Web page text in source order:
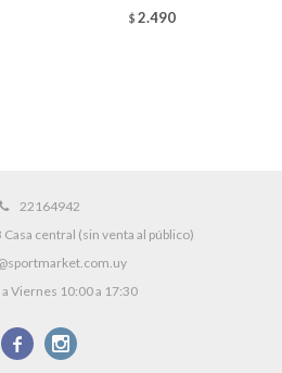
$ 2.490
22164942
central (sin venta al público)
a Viernes 10:00 a 17:30
 